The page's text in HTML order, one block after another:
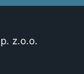
z.o.o.